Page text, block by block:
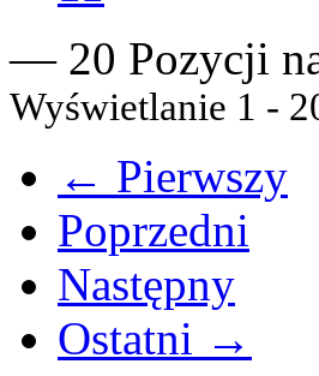
— 20 Pozycji
Wyświetlanie 1 -
← Pierwszy
Poprzedni
Następny
Ostatni →